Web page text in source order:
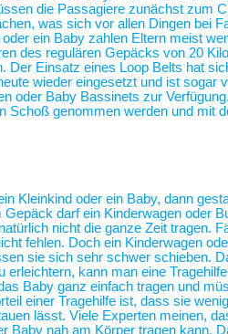
die Passagiere zunächst zum
was sich vor allen Dingen bei
ein Baby zahlen Eltern meist
des regulären Gepäcks von 20
Der Einsatz eines Loop Belts hat
wieder eingesetzt und ist sogar
oder Baby Bassinets zur
Schoß genommen werden und mit
Kleinkind oder ein Baby, dann
darf ein Kinderwagen oder
nicht die ganze Zeit tragen.
fehlen. Doch ein Kinderwagen
sie sich sehr schwer schieben.
erleichtern, kann man eine
Baby ganz einfach tragen und
einer Tragehilfe ist, dass sie
lässt. Viele Experten meinen,
Baby nah am Körper tragen kann.